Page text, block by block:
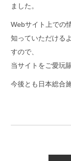
ました。
Webサイト上での
知っていただける
すので、
当サイトをご愛玩
今後とも日本総合